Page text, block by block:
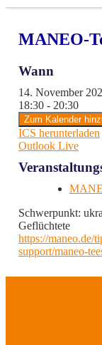
MANEO-
Wann
14. November
18:30 - 20:30
Zum Kalender
ICS herunterladen
Outlook Live
Schwerpunkt:
Geflüchtete
https://maneo.de/
support/maneo-